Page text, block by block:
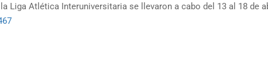
Liga Atlética Interuniversitaria se llevaron a cabo del 13 al 18 de